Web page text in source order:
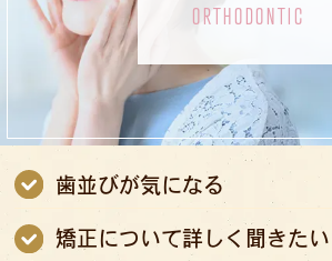
ORTHODONTIC
歯並びが気になる
矯正について詳しく聞きたい